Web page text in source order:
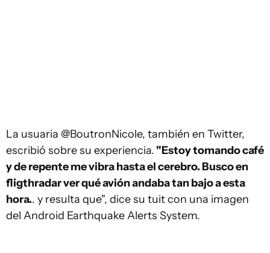
La usuaria @BoutronNicole, también en Twitter,
escribió sobre su experiencia. "Estoy tomando café
y de repente me vibra hasta el cerebro. Busco en
fligthradar ver qué avión andaba tan bajo a esta
hora.. y resulta que", dice su tuit con una imagen
del Android Earthquake Alerts System.